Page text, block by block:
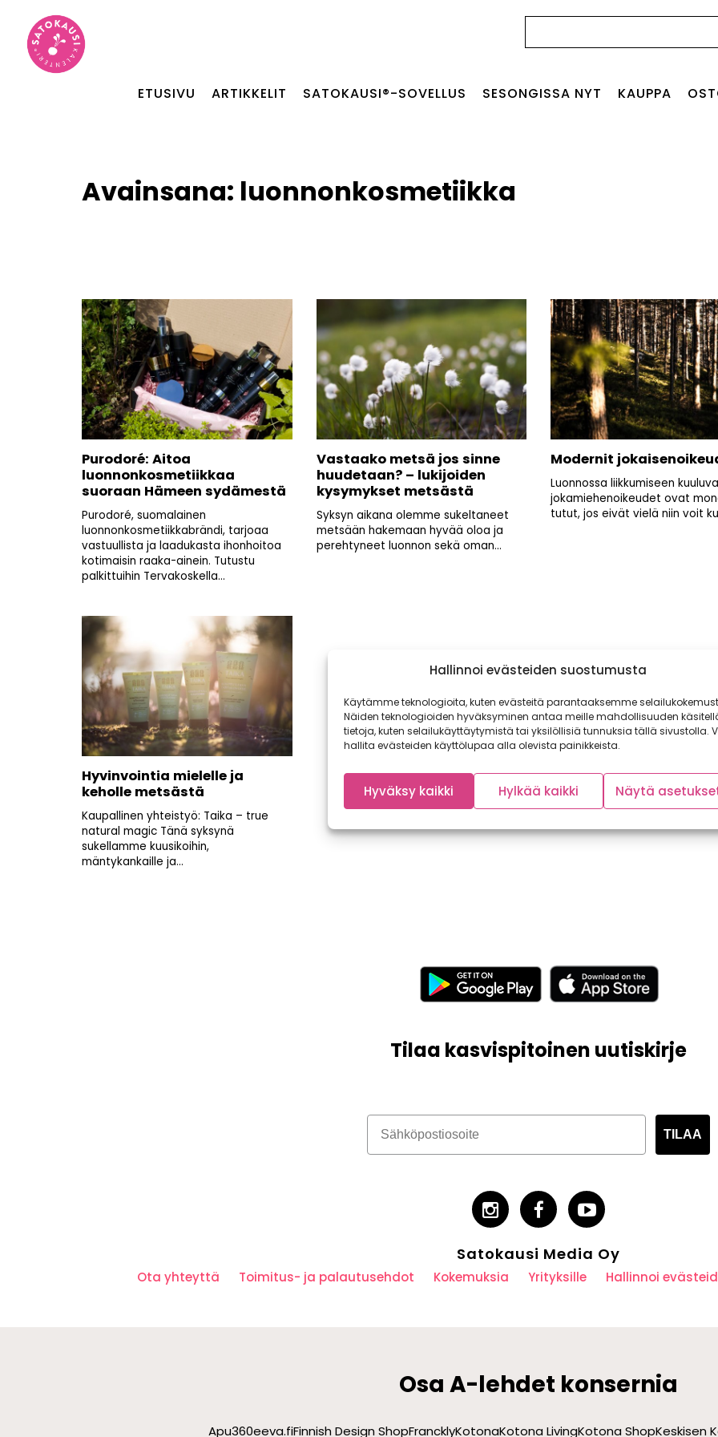
Hallinnoi evästeiden suostumusta
Käytämme teknologioita, kuten evästeitä parantaaksemme
Näiden teknologioiden hyväksyminen antaa meille mahdollisuuden
tietoja, kuten selailukäyttäytymistä tai yksilöllisiä tunnuksia tällä sivustolla.
hallita evästeiden käyttölupaa alla olevista painikkeista.
Hyväksy kaikki Hylkää kaikki Näytä
ETUSIVU ARTIKKELIT SATOKAUSI®-SOVELLUS SESONGISSA NYT KAUPPA
Avainsana: luonnonkosmetiikka
Purodoré: Aitoa
luonnonkosmetiikkaa
suoraan Hämeen sydämestä
Purodoré, suomalainen
luonnonkosmetiikkabrändi, tarjoaa
vastuullista ja laadukasta ihonhoitoa
kotimaisin raaka-ainein. Tutustu
palkittuihin Tervakoskella...
Vastaako metsä jos sinne
huudetaan? – lukijoiden
kysymykset metsästä
Syksyn aikana olemme sukeltaneet
metsään hakemaan hyvää oloa ja
perehtyneet luonnon sekä oman...
Modernit
Luonnossa liikkumiseen
jokamiehenoikeudet ovat
tutut, jos eivät vielä niin voit
Hyvinvointia mielelle ja
keholle metsästä
Kaupallinen yhteistyö: Taika – true
natural magic Tänä syksynä
sukellamme kuusikoihin,
mäntykankaille ja...
Tilaa kasvispitoinen uutiskirje
TILAA
Satokausi Media Oy
Ota yhteyttä Toimitus- ja palautusehdot Kokemuksia Yrityksille Hallinnoi
Osa A-lehdet konsernia
Apu360eeva.fiFinnish Design ShopFrancklyKotonaKotona LivingKotona ShopKeskisen